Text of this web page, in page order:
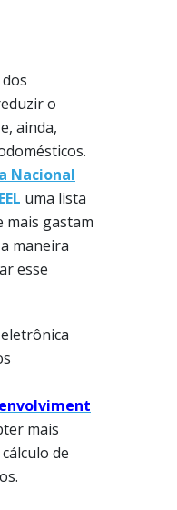
o
ainda,
Nacional
uma lista
mais gastam
maneira
esse
mais
de